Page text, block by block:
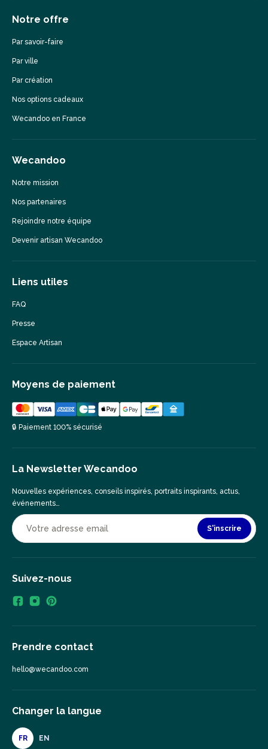
Notre offre
Par savoir-faire
Par ville
Par création
Nos options cadeaux
Wecandoo en France
Wecandoo
Notre mission
Nos partenaires
Rejoindre notre équipe
Devenir artisan Wecandoo
Liens utiles
FAQ
Presse
Espace Artisan
Moyens de paiement
🔒 Paiement 100% sécurisé
La Newsletter Wecandoo
Nouvelles expériences, conseils inspirés, portraits inspirants, actus,
événements…
S'inscrire
Suivez-nous
Prendre contact
hello@wecandoo.com
Changer la langue
FR EN